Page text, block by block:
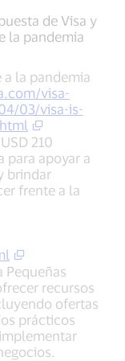
de Visa y
la pandemia
a la pandemia
visa-
03/visa-is-
210
para apoyar a
brindar
frente a la
Pequeñas
recursos
ofertas
prácticos